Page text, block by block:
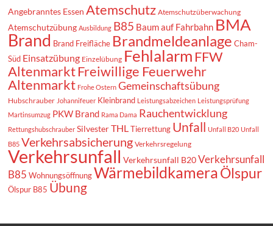
Angebranntes Essen Atemschutz Atemschutzüberwachung
Atemschutzübung Ausbildung B85 Baum auf Fahrbahn BMA
Brand Brand Freifläche Brandmeldeanlage Cham-
Süd Einsatzübung Einzelübung Fehlalarm FFW
AltenmarktFreiwillige Feuerwehr
Altenmarkt Frohe Ostern Gemeinschaftsübung
Hubschrauber Johannifeuer Kleinbrand Leistungsabzeichen Leistungsprüfung
Martinsumzug PKW Brand Rama Dama Rauchentwicklung
Rettungshubschrauber Silvester THL Tierrettung Unfall Unfall B20 Unfall
B85 Verkehrsabsicherung Verkehrsregelung
Verkehrsunfall Verkehrsunfall B20 Verkehrsunfall
B85 Wohnungsöffnung WärmebildkameraÖlspur
Ölspur B85 Übung